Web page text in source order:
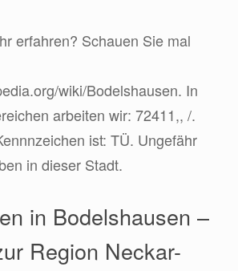
erfahren? Schauen Sie mal
wiki/Bodelshausen. In
arbeiten wir: 72411,, /.
ist: TÜ. Ungefähr
in dieser Stadt.
in Bodelshausen –
Region Neckar-